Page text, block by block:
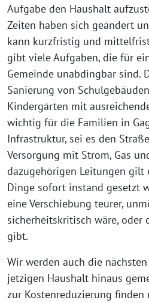
Aufgabe den Haushalt
Zeiten haben sich geändert
kann kurzfristig und
gibt viele Aufgaben, die für
Gemeinde unabdingbar sind.
Sanierung von
Kindergärten mit
wichtig für die Familien in
Infrastruktur, sei es den
Versorgung mit Strom, Gas
dazugehörigen Leitungen gilt
Dinge sofort instand gesetzt
eine Verschiebung teurer,
sicherheitskritisch wäre, oder
gibt.
Wir werden auch die
jetzigen Haushalt hinaus
zur Kostenreduzierung finden